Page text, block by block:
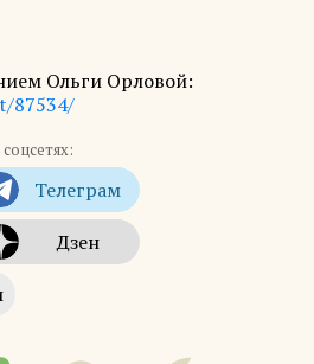
Ольги Орловой:
87534/